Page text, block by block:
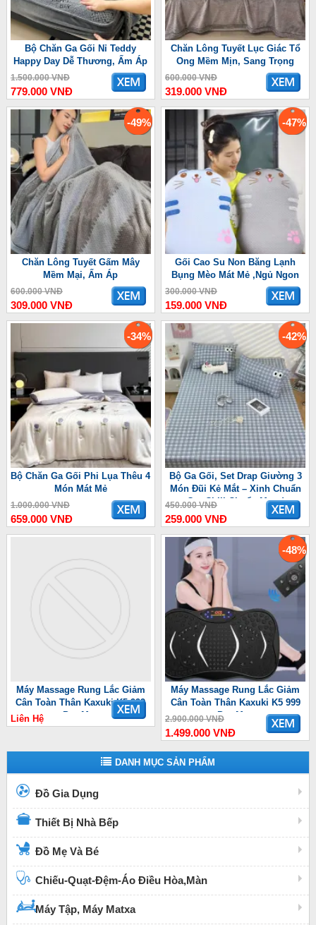
Bộ Chăn Ga Gối Nỉ Teddy
Happy Day Dễ Thương, Ấm Áp
1.500.000 VNĐ
779.000 VNĐ
Chăn Lông Tuyết Lục Giác Tổ
Ong Mềm Mịn, Sang Trọng
600.000 VNĐ
319.000 VNĐ
-49%
Chăn Lông Tuyết Gấm Mây
Mềm Mại, Ấm Áp
600.000 VNĐ
309.000 VNĐ
-47%
Gối Cao Su Non Băng Lạnh
Bụng Mèo Mát Mẻ ,Ngủ Ngon
300.000 VNĐ
159.000 VNĐ
-34%
Bộ Chăn Ga Gối Phi Lụa Thêu 4
Món Mát Mẻ
1.000.000 VNĐ
659.000 VNĐ
-42%
Bộ Ga Gối, Set Drap Giường 3
Món Đũi Kẻ Mắt – Xinh Chuẩn
Gu, Chill Chuẩn Mood
450.000 VNĐ
259.000 VNĐ
Máy Massage Rung Lắc Giảm
Cân Toàn Thân Kaxuki K5 999
Pro Max
Liên Hệ
-48%
Máy Massage Rung Lắc Giảm
Cân Toàn Thân Kaxuki K5 999
Pro Max
2.900.000 VNĐ
1.499.000 VNĐ
DANH MỤC SẢN PHẨM
Đồ Gia Dụng
Thiết Bị Nhà Bếp
Đồ Mẹ Và Bé
Chiếu-Quạt-Đệm-Áo Điều Hòa,Màn
Máy Tập, Máy Matxa